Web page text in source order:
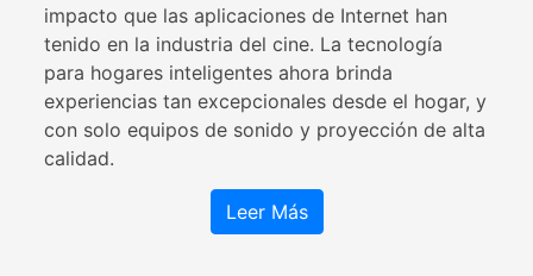
impacto que las aplicaciones de Internet han
tenido en la industria del cine. La tecnología
para hogares inteligentes ahora brinda
experiencias tan excepcionales desde el hogar, y
con solo equipos de sonido y proyección de alta
calidad.
Leer Más